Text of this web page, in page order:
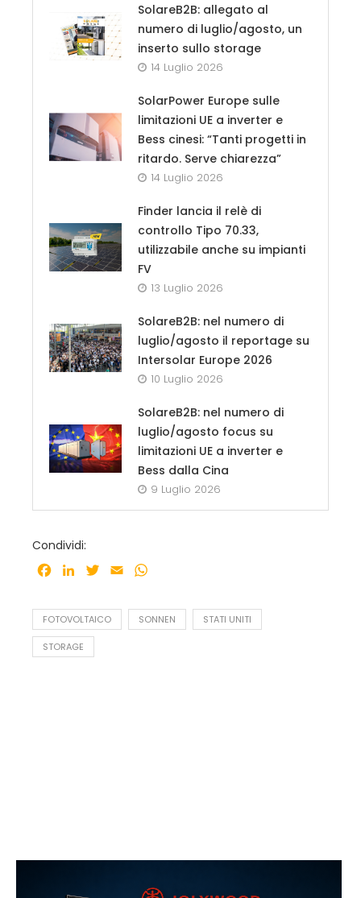
SolareB2B: allegato al
numero di luglio/agosto, un
inserto sullo storage
14 Luglio 2026
SolarPower Europe sulle
limitazioni UE a inverter e
Bess cinesi: “Tanti progetti in
ritardo. Serve chiarezza”
14 Luglio 2026
Finder lancia il relè di
controllo Tipo 70.33,
utilizzabile anche su impianti
FV
13 Luglio 2026
SolareB2B: nel numero di
luglio/agosto il reportage su
Intersolar Europe 2026
10 Luglio 2026
SolareB2B: nel numero di
luglio/agosto focus su
limitazioni UE a inverter e
Bess dalla Cina
9 Luglio 2026
Condividi:
Facebook
LinkedInTwitter
Email
FOTOVOLTAICO SONNEN STATI UNITI
STORAGE